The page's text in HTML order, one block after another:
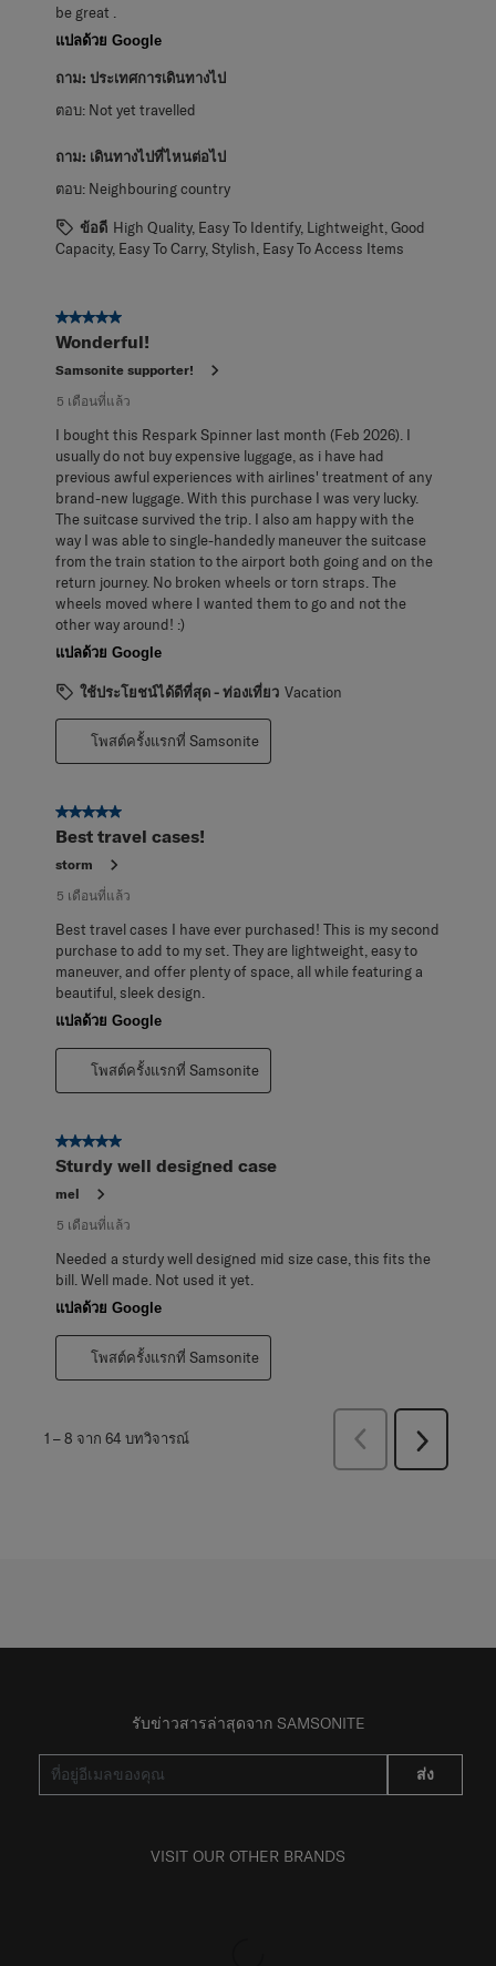
be great .
แปลด้วย Google
ถาม: ประเทศการเดินทางไป
ตอบ: Not yet travelled
ถาม: เดินทางไปที่ไหนต่อไป
ตอบ: Neighbouring country
ข้อดี High Quality, Easy To Identify, Lightweight, Good
Capacity, Easy To Carry, Stylish, Easy To Access Items
5 จาก 5 ดาว
Wonderful!
Samsonite supporter!
5 เดือนที่แล้ว
I bought this Respark Spinner last month (Feb 2026). I
usually do not buy expensive luggage, as i have had
previous awful experiences with airlines' treatment of any
brand-new luggage. With this purchase I was very lucky.
The suitcase survived the trip. I also am happy with the
way I was able to single-handedly maneuver the suitcase
from the train station to the airport both going and on the
return journey. No broken wheels or torn straps. The
wheels moved where I wanted them to go and not the
other way around! :)
แปลด้วย Google
ใช้ประโยชน์ได้ดีที่สุด - ท่องเที่ยว Vacation
โพสต์ครั้งแรกที่ Samsonite
5 จาก 5 ดาว
Best travel cases!
storm
5 เดือนที่แล้ว
Best travel cases I have ever purchased! This is my second
purchase to add to my set. They are lightweight, easy to
maneuver, and offer plenty of space, all while featuring a
beautiful, sleek design.
แปลด้วย Google
โพสต์ครั้งแรกที่ Samsonite
5 จาก 5 ดาว
Sturdy well designed case
mel
5 เดือนที่แล้ว
Needed a sturdy well designed mid size case, this fits the
bill. Well made. Not used it yet.
แปลด้วย Google
โพสต์ครั้งแรกที่ Samsonite
1 –8 จาก 64 บทวิจารณ์
ก่อน
ถัด
รับข่าวสารล่าสุดจาก SAMSONITE
ส่ง
VISIT OUR OTHER BRANDS